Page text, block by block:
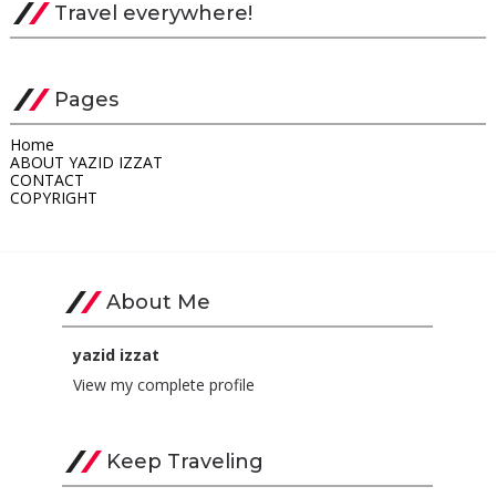
Travel everywhere!
Pages
Home
ABOUT YAZID IZZAT
CONTACT
COPYRIGHT
About Me
yazid izzat
View my complete profile
Keep Traveling